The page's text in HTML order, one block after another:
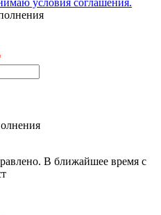
условия соглашения.
В ближайшее время с